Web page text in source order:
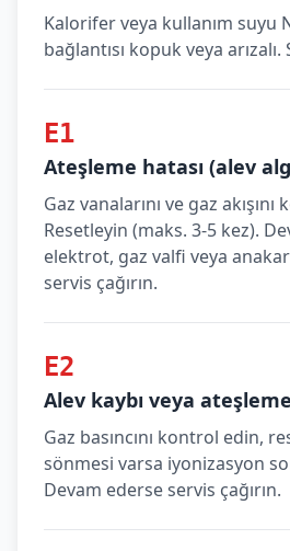
Kalorifer veya kullanım suyu
bağlantısı kopuk veya arızalı.
E1
Ateşleme hatası (alev
Gaz vanalarını ve gaz
Resetleyin (maks. 3-5 kez).
elektrot, gaz valfi veya
servis çağırın.
E2
Alev kaybı veya
Gaz basıncını kontrol edin,
sönmesi varsa iyonizasyon
Devam ederse servis çağırın.